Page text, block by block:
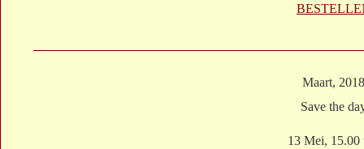
Maart,
Save the
13 Mei, 15.00